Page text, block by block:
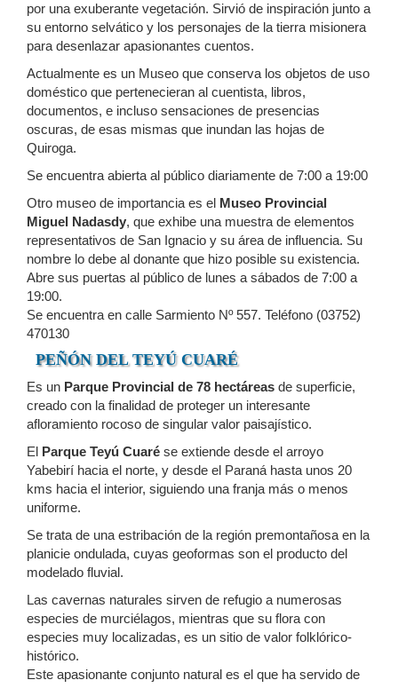
por una exuberante vegetación. Sirvió de inspiración junto a
su entorno selvático y los personajes de la tierra misionera
para desenlazar apasionantes cuentos.
Actualmente es un Museo que conserva los objetos de uso
doméstico que pertenecieran al cuentista, libros,
documentos, e incluso sensaciones de presencias
oscuras, de esas mismas que inundan las hojas de
Quiroga.
Se encuentra abierta al público diariamente de 7:00 a 19:00
Otro museo de importancia es el Museo Provincial
Miguel Nadasdy, que exhibe una muestra de elementos
representativos de San Ignacio y su área de influencia. Su
nombre lo debe al donante que hizo posible su existencia.
Abre sus puertas al público de lunes a sábados de 7:00 a
19:00.
Se encuentra en calle Sarmiento Nº 557. Teléfono (03752)
470130
PEÑÓN DEL TEYÚ CUARÉ
Es un Parque Provincial de 78 hectáreas de superficie,
creado con la finalidad de proteger un interesante
afloramiento rocoso de singular valor paisajístico.
El Parque Teyú Cuaré se extiende desde el arroyo
Yabebirí hacia el norte, y desde el Paraná hasta unos 20
kms hacia el interior, siguiendo una franja más o menos
uniforme.
Se trata de una estribación de la región premontañosa en la
planicie ondulada, cuyas geoformas son el producto del
modelado fluvial.
Las cavernas naturales sirven de refugio a numerosas
especies de murciélagos, mientras que su flora con
especies muy localizadas, es un sitio de valor folklórico-
histórico.
Este apasionante conjunto natural es el que ha servido de